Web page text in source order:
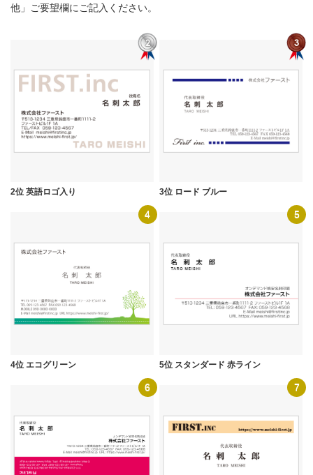
他」ご要望欄にご記入ください。
2位 英語ロゴ入り 3位 ロード ブルー
4
4位 エコグリーン
5
5位 スタンダード 赤ライン
6 7